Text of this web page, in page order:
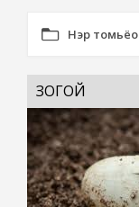
Нэр томьёо
ЗОГОЙ